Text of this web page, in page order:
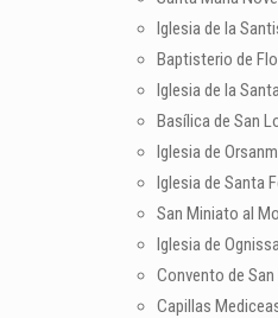
Iglesia de la
Baptisterio de
Iglesia de la
Basílica de San
Iglesia de
Iglesia de Santa
San Miniato al
Iglesia de
Convento de
Capillas